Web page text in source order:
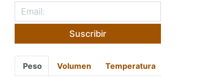
Suscribir
Peso Volumen Temperatura